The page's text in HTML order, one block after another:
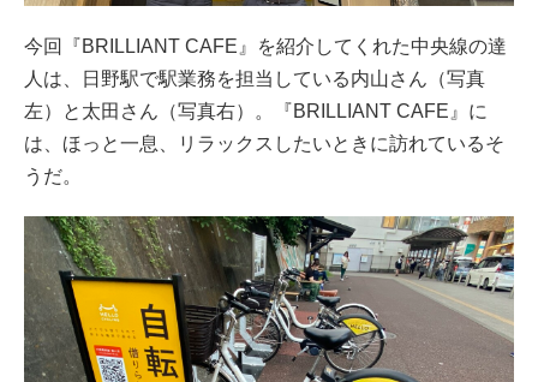
今回『BRILLIANT CAFE』を紹介してくれた中央線の達
人は、日野駅で駅業務を担当している内山さん（写真
左）と太田さん（写真右）。『BRILLIANT CAFE』に
は、ほっと一息、リラックスしたいときに訪れているそ
うだ。